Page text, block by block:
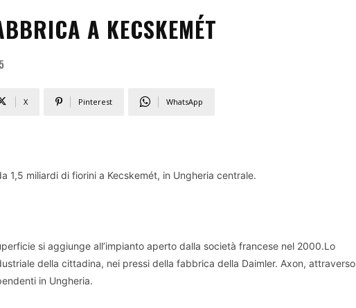
A KECSKEMÉT
X Pinterest WhatsApp
1,5 miliardi di fiorini a Kecskemét, in Ungheria centrale.
si aggiunge all’impianto aperto dalla società francese nel 2000.Lo
della cittadina, nei pressi della fabbrica della Daimler. Axon, attraverso
in Ungheria.